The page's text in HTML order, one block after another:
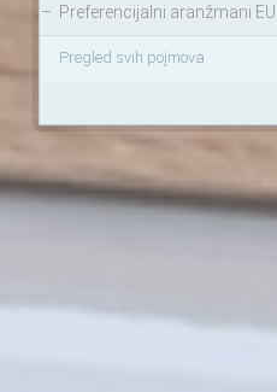
– Preferencijalni aranžmani EU
Pregled svih pojmova